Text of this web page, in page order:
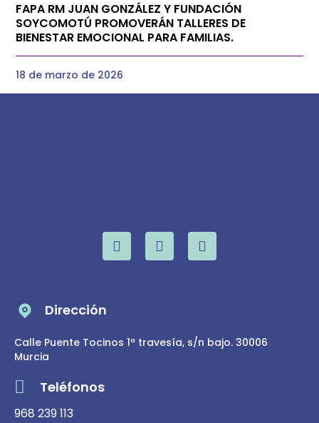
FAPA RM JUAN GONZÁLEZ Y FUNDACIÓN
SOYCOMOTÚ PROMOVERÁN TALLERES DE
BIENESTAR EMOCIONAL PARA FAMILIAS.
18 de marzo de 2026
Dirección
Calle Puente Tocinos 1ª travesía, s/n bajo. 30006
Murcia
Teléfonos
968 239 113